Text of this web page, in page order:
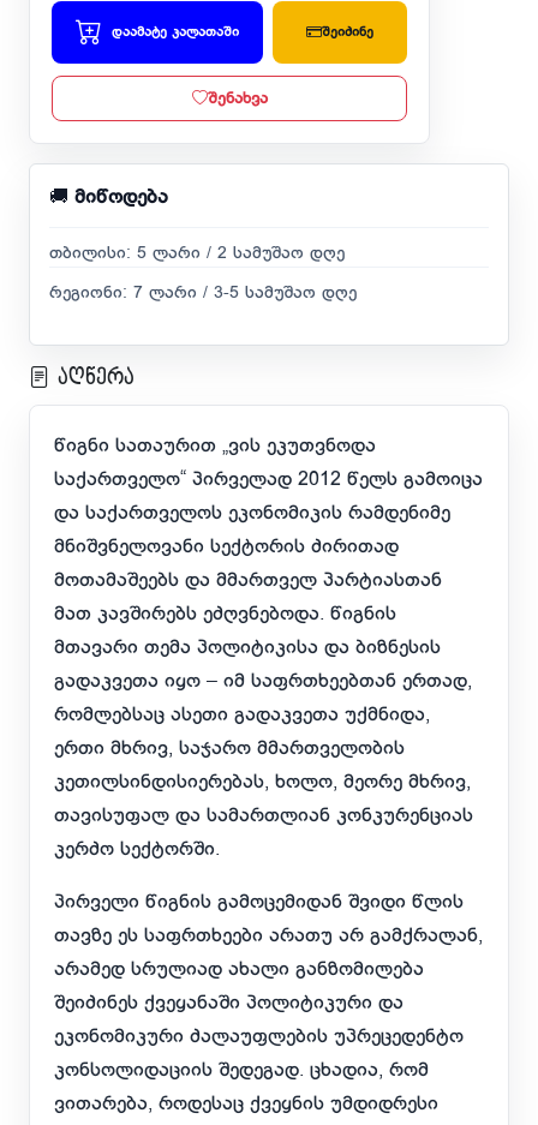
დაამატე კალათაში შეიძინე
შენახვა
🚚 მიწოდება
თბილისი: 5 ლარი / 2 სამუშაო დღე
რეგიონი: 7 ლარი / 3-5 სამუშაო დღე
აღწერა
წიგნი სათაურით „ვის ეკუთვნოდა
საქართველო“ პირველად 2012 წელს გამოიცა
და საქართველოს ეკონომიკის რამდენიმე
მნიშვნელოვანი სექტორის ძირითად
მოთამაშეებს და მმართველ პარტიასთან
მათ კავშირებს ეძღვნებოდა. წიგნის
მთავარი თემა პოლიტიკისა და ბიზნესის
გადაკვეთა იყო – იმ საფრთხეებთან ერთად,
რომლებსაც ასეთი გადაკვეთა უქმნიდა,
ერთი მხრივ, საჯარო მმართველობის
კეთილსინდისიერებას, ხოლო, მეორე მხრივ,
თავისუფალ და სამართლიან კონკურენციას
კერძო სექტორში.
პირველი წიგნის გამოცემიდან შვიდი წლის
თავზე ეს საფრთხეები არათუ არ გამქრალან,
არამედ სრულიად ახალი განზომილება
შეიძინეს ქვეყანაში პოლიტიკური და
ეკონომიკური ძალაუფლების უპრეცედენტო
კონსოლიდაციის შედეგად. ცხადია, რომ
ვითარება, როდესაც ქვეყნის უმდიდრესი